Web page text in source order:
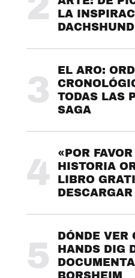
LA
DACHSHUND
3
EL ARO:
TODAS LAS
SAGA
4
«POR
HISTORIA
LIBRO
DESCARGAR
5
DÓNDE VER
HANDS DIG